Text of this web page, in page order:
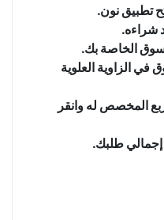
تطبيق نون.
شراءه.
الخاصة بك.
في الزاوية العلوية
المخصص له وانقر
طلبك.